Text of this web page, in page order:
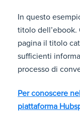
In questo
titolo dell’ebook.
pagina il titolo
sufficienti
processo di
Per conoscere
piattaforma